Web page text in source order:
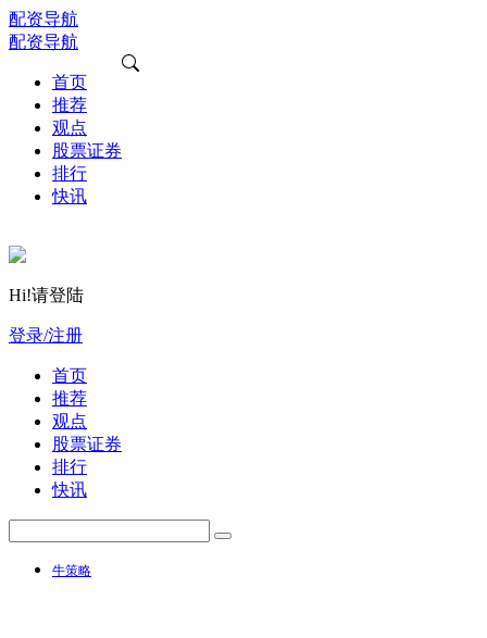
配资导航
配资导航
首页
推荐
观点
股票证券
排行
快讯
Hi!请登陆
登录/注册
首页
推荐
观点
股票证券
排行
快讯
牛策略